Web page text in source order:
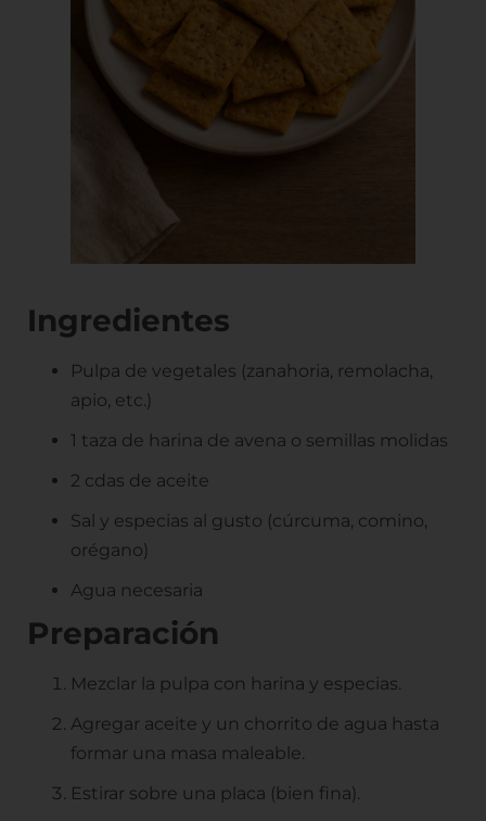
Ingredientes
Pulpa de vegetales (zanahoria, remolacha,
apio, etc.)
1 taza de harina de avena o semillas molidas
2 cdas de aceite
Sal y especias al gusto (cúrcuma, comino,
orégano)
Agua necesaria
Preparación
Mezclar la pulpa con harina y especias.
Agregar aceite y un chorrito de agua hasta
formar una masa maleable.
Estirar sobre una placa (bien fina).